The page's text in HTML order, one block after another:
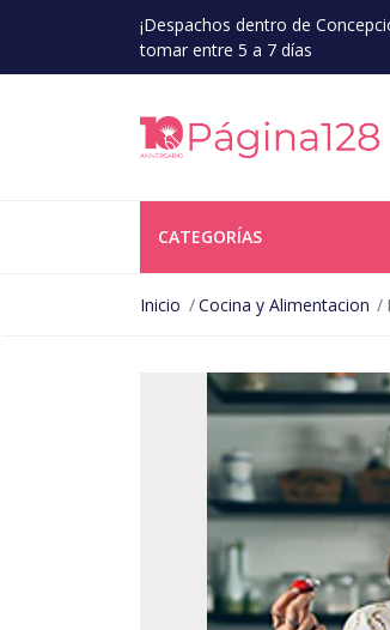
¡Despachos dentro de
tomar entre 5 a 7 días
CATEGORÍAS
Inicio Cocina y Alimentacion